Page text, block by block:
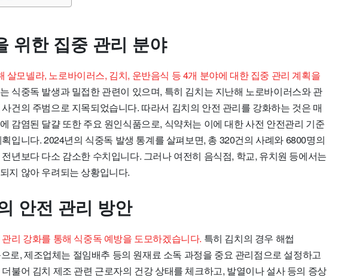
위한 집중 관리 분야
살모넬라, 노로바이러스, 김치, 운반음식 등 4개 분야에 대한 집중 관리 계획을
식중독 발생과 밀접한 관련이 있으며, 특히 김치는 지난해 노로바이러스와 관
건의 주범으로 지목되었습니다. 따라서 김치의 안전 관리를 강화하는 것은 매
감염된 달걀 또한 주요 원인식품으로, 식약처는 이에 대한 사전 안전관리 기준
입니다. 2024년의 식중독 발생 통계를 살펴보면, 총 320건의 사례와 6800명의
년보다 다소 감소한 수치입니다. 그러나 여전히 음식점, 학교, 유치원 등에서는
지 않아 우려되는 상황입니다.
안전 관리 방안
리 강화를 통해 식중독 예방을 도모하겠습니다. 특히 김치의 경우 해썹
로, 제조업체는 절임배추 등의 원재료 소독 과정을 중요 관리점으로 설정하고
불어 김치 제조 관련 근로자의 건강 상태를 체크하고, 발열이나 설사 등의 증상